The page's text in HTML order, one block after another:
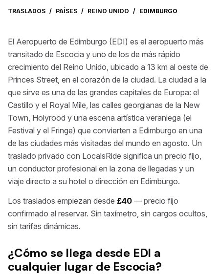
TRASLADOS / PAÍSES / REINO UNIDO / EDIMBURGO
El Aeropuerto de Edimburgo (EDI) es el aeropuerto más
transitado de Escocia y uno de los de más rápido
crecimiento del Reino Unido, ubicado a 13 km al oeste de
Princes Street, en el corazón de la ciudad. La ciudad a la
que sirve es una de las grandes capitales de Europa: el
Castillo y el Royal Mile, las calles georgianas de la New
Town, Holyrood y una escena artística veraniega (el
Festival y el Fringe) que convierten a Edimburgo en una
de las ciudades más visitadas del mundo en agosto. Un
traslado privado con LocalsRide significa un precio fijo,
un conductor profesional en la zona de llegadas y un
viaje directo a su hotel o dirección en Edimburgo.
Los traslados empiezan desde £40 — precio fijo
confirmado al reservar. Sin taxímetro, sin cargos ocultos,
sin tarifas dinámicas.
¿Cómo se llega desde EDI a
cualquier lugar de Escocia?